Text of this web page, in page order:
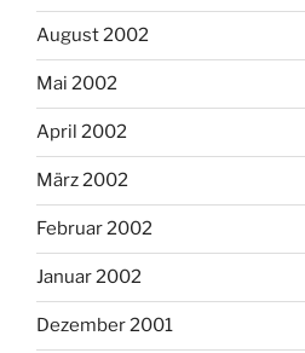
August 2002
Mai 2002
April 2002
März 2002
Februar 2002
Januar 2002
Dezember 2001